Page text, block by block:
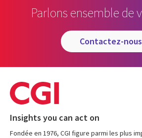
Parlons ensemble de
contactez-nous
Insights you can act on
Fondée en 1976, CGI figure parmi les plus